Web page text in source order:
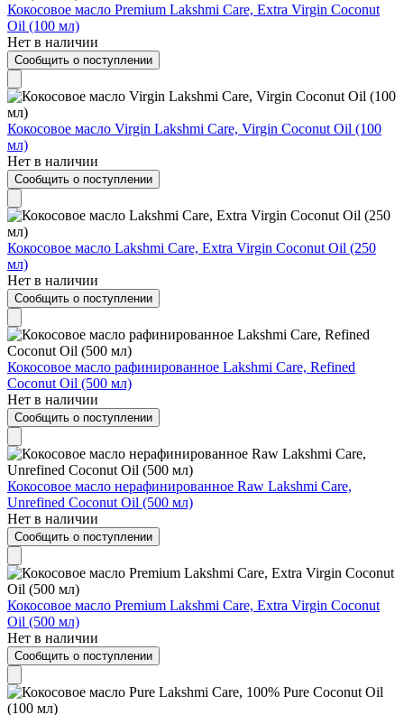
Кокосовое масло Premium Lakshmi Care, Extra Virgin Coconut
Oil (100 мл)
Нет в наличии
Сообщить о поступлении
Кокосовое масло Virgin Lakshmi Care, Virgin Coconut Oil (100
мл)
Нет в наличии
Сообщить о поступлении
Кокосовое масло Lakshmi Care, Extra Virgin Coconut Oil (250
мл)
Нет в наличии
Сообщить о поступлении
Кокосовое масло рафинированное Lakshmi Care, Refined
Coconut Oil (500 мл)
Нет в наличии
Сообщить о поступлении
Кокосовое масло нерафинированное Raw Lakshmi Care,
Unrefined Coconut Oil (500 мл)
Нет в наличии
Сообщить о поступлении
Кокосовое масло Premium Lakshmi Care, Extra Virgin Coconut
Oil (500 мл)
Нет в наличии
Сообщить о поступлении